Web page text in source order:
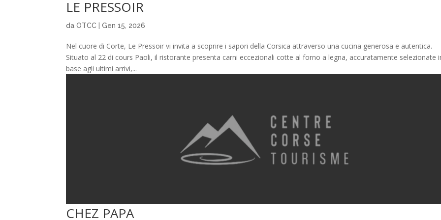
LE PRESSOIR
daOTCC |Gen 15, 2026
Nel cuore di Corte, Le Pressoir vi invita a scoprire i sapori della Corsica attraverso una cucina generosa e autentica.
Situato al 22 di cours Paoli, il ristorante presenta carni eccezionali cotte al forno a legna, accuratamente selezionate
base agli ultimi arrivi,...
CHEZ PAPA